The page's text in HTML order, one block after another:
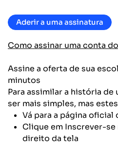
Aderir a uma assinatura
Como assinar uma conta
Assine a oferta de sua
minutos
Para assimilar a história de
ser mais simples, mas
Vá para a página oficial
Clique em Inscrever-
direito da tela